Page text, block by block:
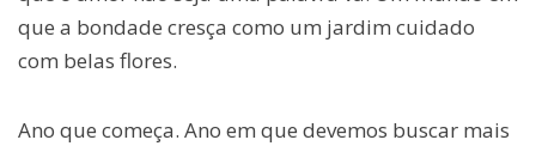
que a bondade cresça como um jardim cuidado
com belas flores.
Ano que começa. Ano em que devemos buscar mais